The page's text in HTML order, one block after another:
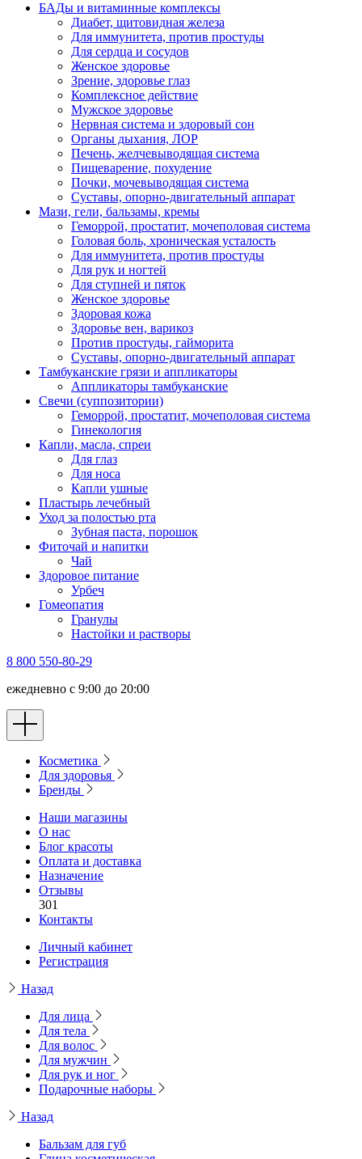
БАДы и витаминные комплексы
Диабет, щитовидная железа
Для иммунитета, против простуды
Для сердца и сосудов
Женское здоровье
Зрение, здоровье глаз
Комплексное действие
Мужское здоровье
Нервная система и здоровый сон
Органы дыхания, ЛОР
Печень, желчевыводящая система
Пищеварение, похудение
Почки, мочевыводящая система
Суставы, опорно-двигательный аппарат
Мази, гели, бальзамы, кремы
Геморрой, простатит, мочеполовая система
Головая боль, хроническая усталость
Для иммунитета, против простуды
Для рук и ногтей
Для ступней и пяток
Женское здоровье
Здоровая кожа
Здоровье вен, варикоз
Против простуды, гайморита
Суставы, опорно-двигательный аппарат
Тамбуканские грязи и аппликаторы
Аппликаторы тамбуканские
Свечи (суппозитории)
Геморрой, простатит, мочеполовая система
Гинекология
Капли, масла, спреи
Для глаз
Для носа
Капли ушные
Пластырь лечебный
Уход за полостью рта
Зубная паста, порошок
Фиточай и напитки
Чай
Здоровое питание
Урбеч
Гомеопатия
Гранулы
Настойки и растворы
8 800 550-80-29
ежедневно с 9:00 до 20:00
Косметика
Для здоровья
Бренды
Наши магазины
О нас
Блог красоты
Оплата и доставка
Назначение
Отзывы
301
Контакты
Личный кабинет
Регистрация
Назад
Для лица
Для тела
Для волос
Для мужчин
Для рук и ног
Подарочные наборы
Назад
Бальзам для губ